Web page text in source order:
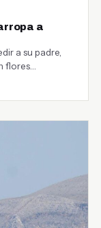
a
a su padre,
flores…